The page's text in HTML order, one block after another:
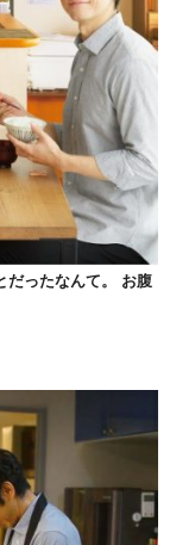
だったなんて。 お腹